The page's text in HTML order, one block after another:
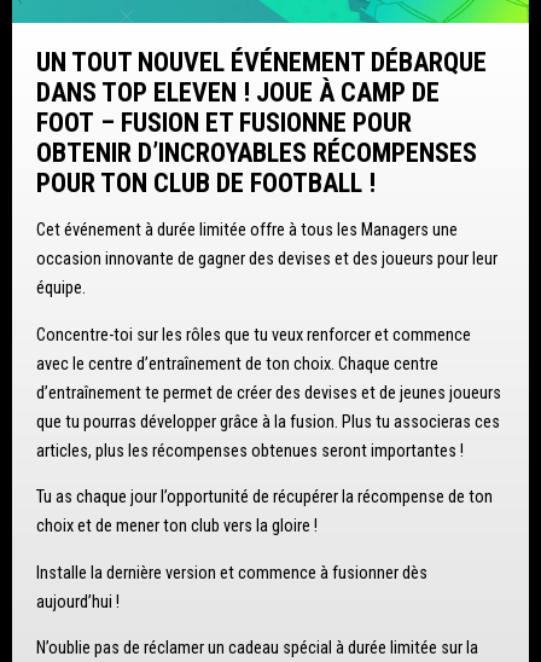
UN TOUT NOUVEL ÉVÉNEMENT DÉBARQUE
DANS TOP ELEVEN ! JOUE À CAMP DE
FOOT – FUSION ET FUSIONNE POUR
OBTENIR D’INCROYABLES RÉCOMPENSES
POUR TON CLUB DE FOOTBALL !
Cet événement à durée limitée offre à tous les Managers une
occasion innovante de gagner des devises et des joueurs pour leur
équipe.
Concentre-toi sur les rôles que tu veux renforcer et commence
avec le centre d’entraînement de ton choix. Chaque centre
d’entraînement te permet de créer des devises et de jeunes joueurs
que tu pourras développer grâce à la fusion. Plus tu associeras ces
articles, plus les récompenses obtenues seront importantes !
Tu as chaque jour l’opportunité de récupérer la récompense de ton
choix et de mener ton club vers la gloire !
Installe la dernière version et commence à fusionner dès
aujourd’hui !
N’oublie pas de réclamer un cadeau spécial à durée limitée sur la